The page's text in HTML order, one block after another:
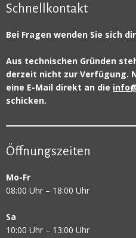
Schnellkontakt
Bei Fragen wenden Sie sich
Aus technischen Gründen
derzeit nicht zur Verfügung.
eine E-Mail direkt an die
schicken.
Öffnungszeiten
Mo-Fr
08:00 Uhr – 18:00 Uhr
Sa
10:00 Uhr – 13:00 Uhr